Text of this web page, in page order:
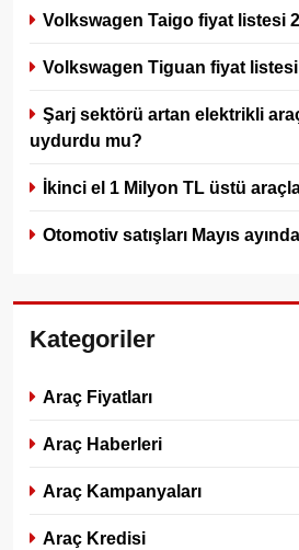
Volkswagen Taigo fiyat listesi
Volkswagen Tiguan fiyat
Şarj sektörü artan elektrikli
uydurdu mu?
İkinci el 1 Milyon TL üstü
Otomotiv satışları Mayıs
Kategoriler
Araç Fiyatları
Araç Haberleri
Araç Kampanyaları
Araç Kredisi